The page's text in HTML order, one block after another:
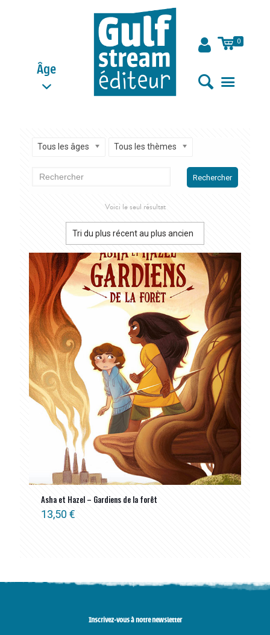
Âge
0
Tous les âges Tous les thèmes
Rechercher
Voici le seul résultat
Asha et Hazel – Gardiens de la forêt
13,50 €
Inscrivez-vous à notre newsletter